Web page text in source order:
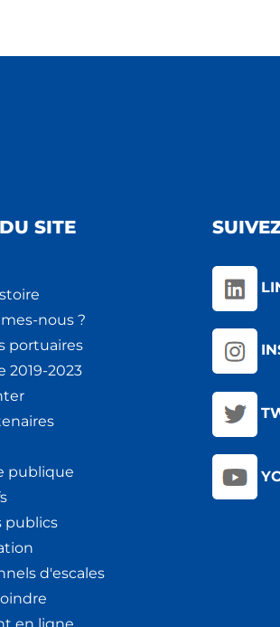
SITE
nous ?
portuaires
2019-2023
publique
publics
d'escales